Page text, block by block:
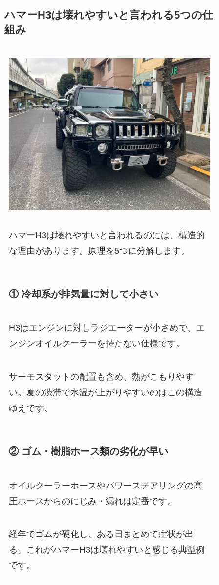
ハマーH3は壊れやすいと言われる5つの仕
組み
ハマーH3は壊れやすいと言われるのには、構造的
な理由があります。原理を5つに分解します。
① 冷却系が排気量に対して小さい
H3はエンジンに対しラジエーターが小さめで、エ
ンジンオイルクーラーを持たない仕様です。
サーモスタットの配置も含め、熱がこもりやす
い。夏の渋滞で水温が上がりやすいのはこの構造
ゆえです。
② ゴム・樹脂ホース類の劣化が早い
オイルクーラーホースやパワーステアリングの高
圧ホースからのにじみ・漏れは定番です。
経年でゴムが硬化し、ある日まとめて症状が出
る。これがハマーH3は壊れやすいと感じる典型例
です。